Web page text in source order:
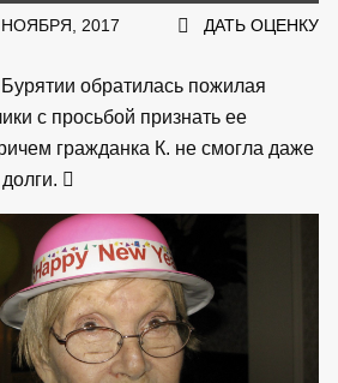
НОЯБРЯ, 2017 ДАТЬ ОЦЕНКУ
обратилась пожилая
с просьбой признать ее
гражданка К. не смогла даже